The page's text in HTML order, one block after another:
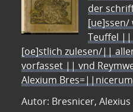
der
[ue]ssen/
Teuffel ||
[oe]stlich zulesen/||
vorfasset || vnd
Alexium
Autor: Bresnicer, Alexius